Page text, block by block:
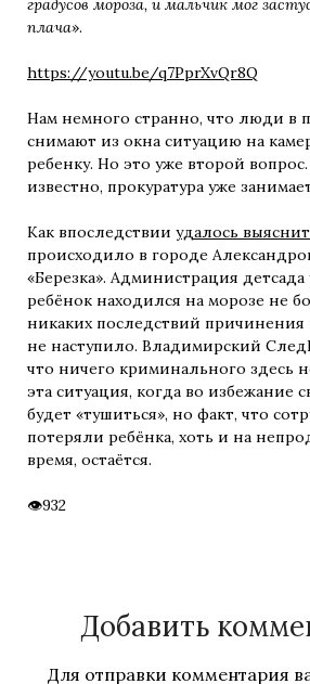
градусов мороза, и мальчик мог
плача».
https://youtu.be/q7PprXvQr8Q
Нам немного странно, что люди в
снимают из окна ситуацию на
ребенку. Но это уже второй
известно, прокуратура уже
Как впоследствии удалось
происходило в городе
«Березка». Администрация детсада
ребёнок находился на морозе не
никаких последствий причинения
не наступило. Владимирский
что ничего криминального здесь
эта ситуация, когда во избежание
будет «тушиться», но факт, что
потеряли ребёнка, хоть и на
время, остаётся.
932
Добавить
Для отправки комментария